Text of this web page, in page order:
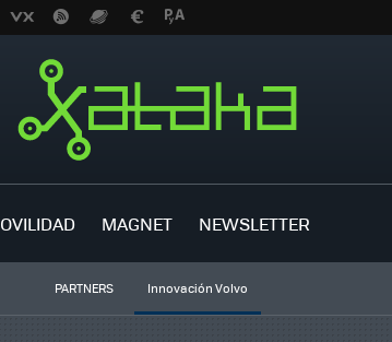
MAGNET NEWSLETTER
PARTNERS Innovación Volvo